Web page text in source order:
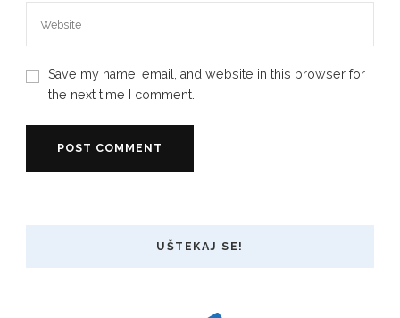
Save my name, email, and website in this browser for
the next time I comment.
UŠTEKAJ SE!